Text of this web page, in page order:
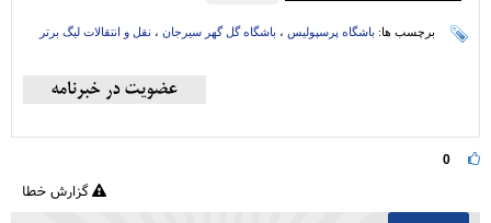
برچسب ها: باشگاه پرسپولیس ، باشگاه گل گهر سیرجان ، نقل و انتقالات لیگ برتر
0
گزارش خطا